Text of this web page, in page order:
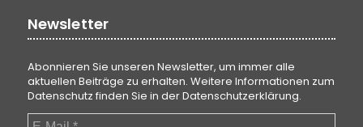
Newsletter
Abonnieren Sie unseren Newsletter, um immer alle
aktuellen Beiträge zu erhalten. Weitere Informationen zum
Datenschutz finden Sie in derDatenschutzerklärung.